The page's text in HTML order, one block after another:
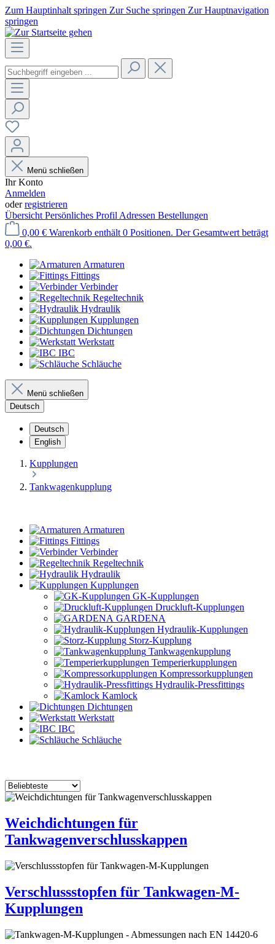
Zum Hauptinhalt springen Zur Suche springen Zur Hauptnavigation
springen
Menü schließen
Ihr Konto
Anmelden
oderregistrieren
Übersicht Persönliches Profil Adressen Bestellungen
0,00 € Warenkorb enthält 0 Positionen. Der Gesamtwert beträgt
0,00 €.
Armaturen
Fittings
Verbinder
Regeltechnik
Hydraulik
Kupplungen
Dichtungen
Werkstatt
IBC
Schläuche
Menü schließen
Deutsch
Deutsch
English
Kupplungen
Tankwagenkupplung
Armaturen
Fittings
Verbinder
Regeltechnik
Hydraulik
Kupplungen
GK-Kupplungen
Druckluft-Kupplungen
GARDENA
Hydraulik-Kupplungen
Storz-Kupplung
Tankwagenkupplung
Temperierkupplungen
Kompressorkupplungen
Hydraulik-Pressfittings
Kamlock
Dichtungen
Werkstatt
IBC
Schläuche
Weichdichtungen für
Tankwagenverschlusskappen
Verschlussstopfen für Tankwagen-M-
Kupplungen